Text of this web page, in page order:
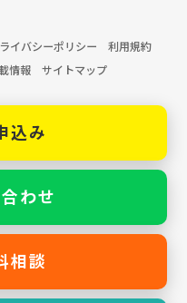
イバシーポリシー
利用規約
情報 サイトマップ
込み
わせ
相談